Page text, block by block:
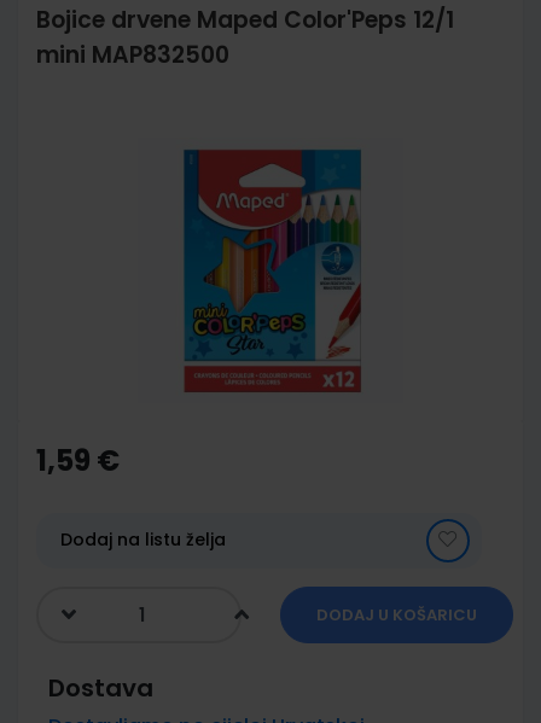
Bojice drvene Maped Color'Peps 12/1
mini MAP832500
the
beginning
gallery
1,59 €
Dodaj na listu želja
DODAJ U KOŠARICU
Dostava